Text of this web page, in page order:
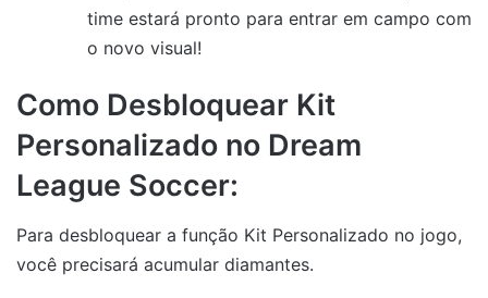
time estará pronto para entrar em campo com
o novo visual!
Como Desbloquear Kit
Personalizado no Dream
League Soccer:
Para desbloquear a função Kit Personalizado no jogo,
você precisará acumular diamantes.